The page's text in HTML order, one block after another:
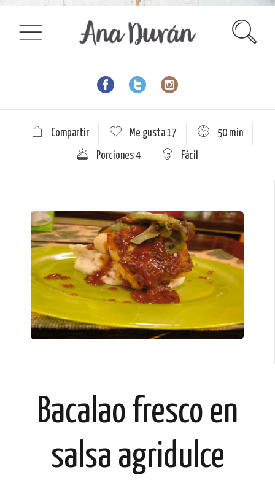
Compartir Me gusta17 50 min
Porciones 4 Fácil
Bacalao fresco en
salsa agridulce